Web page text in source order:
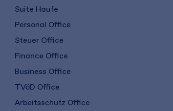
Suite Haufe
Personal Office
Steuer Office
Finance Office
Business Office
TVöD Office
Arbeitsschutz Office